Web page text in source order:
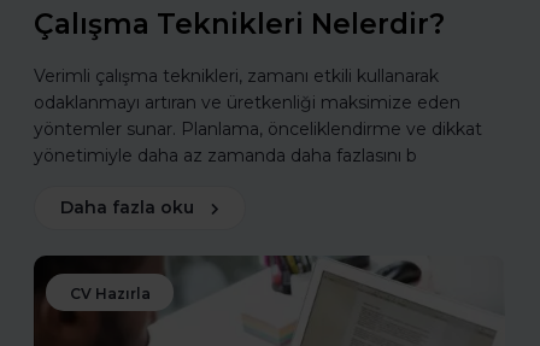
Çalışma Teknikleri Nelerdir?
Verimli çalışma teknikleri, zamanı etkili kullanarak
odaklanmayı artıran ve üretkenliği maksimize eden
yöntemler sunar. Planlama, önceliklendirme ve dikkat
yönetimiyle daha az zamanda daha fazlasını b
Daha fazla oku
CV Hazırla